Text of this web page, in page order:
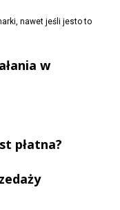
nawet jeśli jesto to
w
płatna?